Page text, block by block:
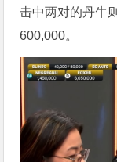
击中两对的丹牛
600,000。